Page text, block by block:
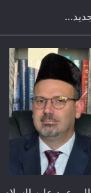
عليه السلام.. 4...